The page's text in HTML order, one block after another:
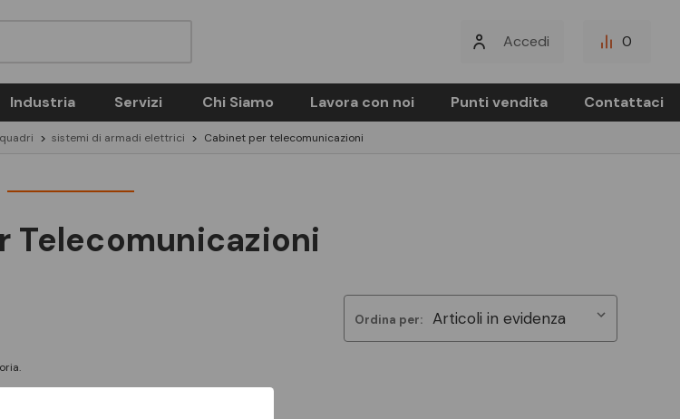
Accedi 0
Industria Servizi Chi Siamo Lavora con noi Punti vendita Contattaci
sistemi di armadi elettrici Cabinet per telecomunicazioni
Telecomunicazioni
Ordina per: